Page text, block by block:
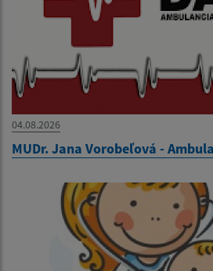
04.08.2026
MUDr. Jana Vorobeľová -